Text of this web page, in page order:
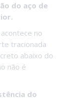
do aço de
no
tracionada
abaixo do
não é
do